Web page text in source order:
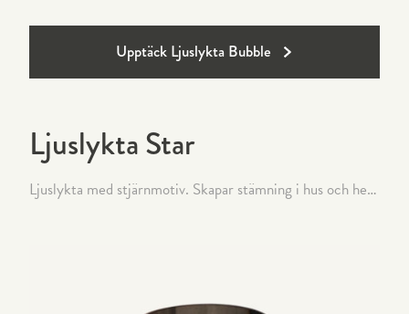
Upptäck Ljuslykta Bubble
Ljuslykta Star
Ljuslykta med stjärnmotiv. Skapar stämning i hus och hem. Kanske i ett fönster eller i en hylla. Tillverkad i klarlackat stål.